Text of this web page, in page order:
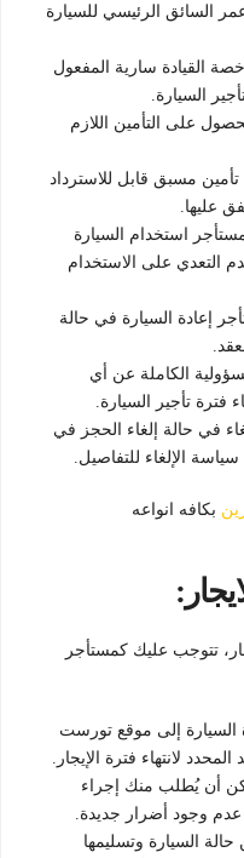
السائق الرئيسي للسيارة
القيادة سارية المفعول
السيارة.
على التأمين اللازم
مسبق قابل للاسترداد
عليها.
استخدام السيارة
التعدي على الاستخدام
إعادة السيارة في حالة
الكاملة عن أي
فترة تأجير السيارة.
في حالة إلغاء الحجز في
الإلغاء للتفاصيل.
بكافه انواعه
تتوجب عليك كمستأجر
السيارة إلى موقع تورست
لانتهاء فترة الإيجار.
أن يُطلب منك إجراء
وجود أضرار جديدة.
حالة السيارة وتسليمها